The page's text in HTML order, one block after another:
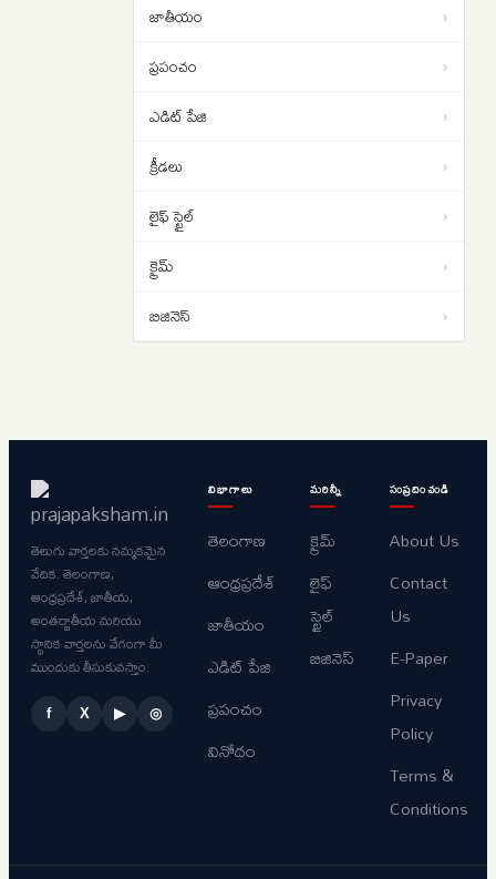
జాతీయం ›
ప్రపంచం ›
ఎడిట్ పేజి ›
క్రీడలు ›
లైఫ్ స్టైల్ ›
క్రైమ్ ›
బిజినెస్ ›
తెలుగు వార్తలకు నమ్మకమైన
వేదిక. తెలంగాణ,
ఆంధ్రప్రదేశ్, జాతీయ,
అంతర్జాతీయ మరియు
స్థానిక వార్తలను వేగంగా మీ
ముందుకు తీసుకువస్తాం.
f X ▶ ◎
విభాగాలు
తెలంగాణ
ఆంధ్రప్రదేశ్
జాతీయం
ఎడిట్ పేజి
ప్రపంచం
వినోదం
మరిన్నీ
క్రైమ్
లైఫ్
స్టైల్
బిజినెస్
సంప్రదించండి
About Us
Contact
Us
E-Paper
Privacy
Policy
Terms &
Conditions